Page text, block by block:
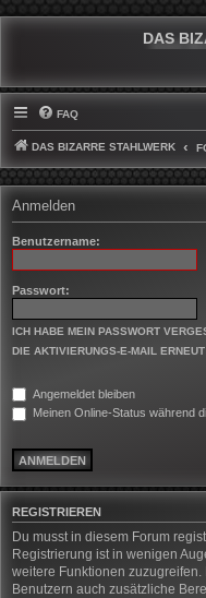
DAS
FAQ
DAS BIZARRE STAHLWERK
Anmelden
Benutzername:
Passwort:
ICH HABE MEIN PASSWORT
DIE AKTIVIERUNGS-E-MAIL
Angemeldet bleiben
Meinen Online-Status während
REGISTRIEREN
Du musst in diesem Forum
Registrierung ist in wenigen
weitere Funktionen
Benutzern auch zusätzliche